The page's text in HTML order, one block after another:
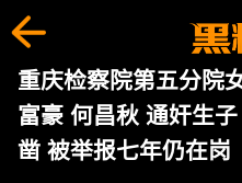
重庆检察院第五分院
富豪 何昌秋 通奸生
凿 被举报七年仍在岗